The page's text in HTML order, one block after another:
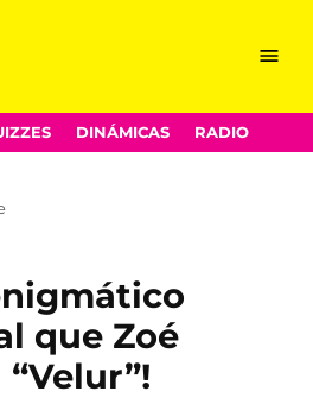
Menu
DINÁMICAS RADIO
que Zoé